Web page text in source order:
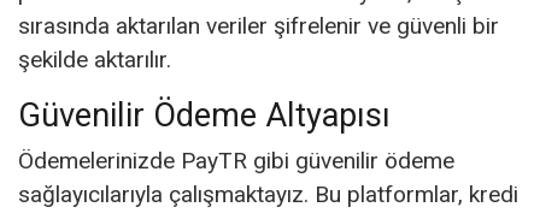
sırasında aktarılan veriler şifrelenir ve güvenli bir
şekilde aktarılır.
Güvenilir Ödeme Altyapısı
Ödemelerinizde PayTR gibi güvenilir ödeme
sağlayıcılarıyla çalışmaktayız. Bu platformlar, kredi